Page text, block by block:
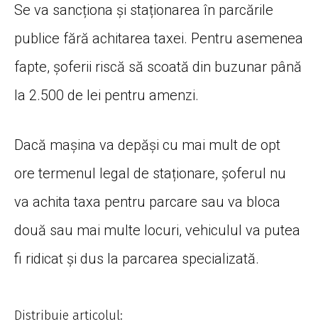
Se va sancționa și staționarea în parcările
publice fără achitarea taxei. Pentru asemenea
fapte, șoferii riscă să scoată din buzunar până
la 2.500 de lei pentru amenzi.
Dacă mașina va depăși cu mai mult de opt
ore termenul legal de staționare, șoferul nu
va achita taxa pentru parcare sau va bloca
două sau mai multe locuri, vehiculul va putea
fi ridicat și dus la parcarea specializată.
Distribuie articolul: